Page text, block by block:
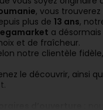
, vous trouverez
plus de 13 ans,
a
et de fraîcheur.
notre clientèle fidèle,
le découvrir, ainsi